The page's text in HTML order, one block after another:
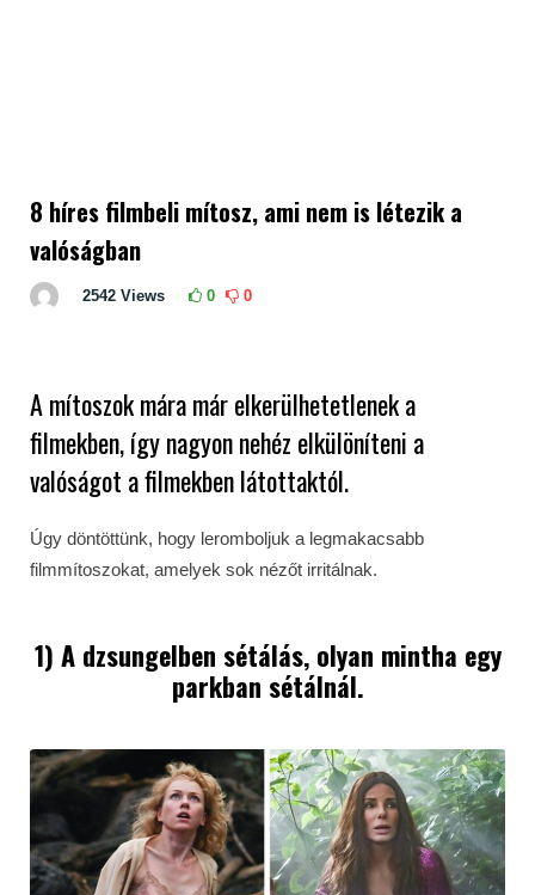
8 híres filmbeli mítosz, ami nem is létezik a
valóságban
2542 Views 0 0
A mítoszok mára már elkerülhetetlenek a
filmekben, így nagyon nehéz elkülöníteni a
valóságot a filmekben látottaktól.
Úgy döntöttünk, hogy leromboljuk a legmakacsabb
filmmítoszokat, amelyek sok nézőt irritálnak.
1) A dzsungelben sétálás, olyan mintha egy
parkban sétálnál.